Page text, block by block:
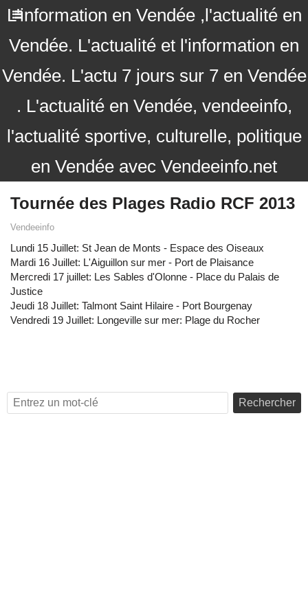
L'information en Vendée ,l'actualité en
Vendée. L'actualité et l'information en
Vendée. L'actu 7 jours sur 7 en Vendée
. L'actualité en Vendée, vendeeinfo,
l'actualité sportive, culturelle, politique
en Vendée avec Vendeeinfo.net
Tournée des Plages Radio RCF 2013
Vendeeinfo
Lundi 15 Juillet: St Jean de Monts - Espace des Oiseaux
Mardi 16 Juillet: L'Aiguillon sur mer - Port de Plaisance
Mercredi 17 juillet: Les Sables d'Olonne - Place du Palais de
Justice
Jeudi 18 Juillet: Talmont Saint Hilaire - Port Bourgenay
Vendredi 19 Juillet: Longeville sur mer: Plage du Rocher
Rechercher